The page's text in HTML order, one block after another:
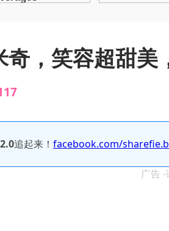
奇，笑容超甜美
追起来！ facebook.com/
广告